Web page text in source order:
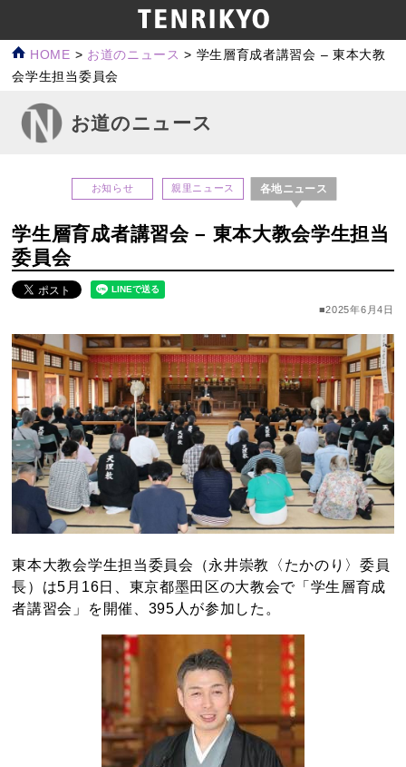
HOME > お道のニュース > 学生層育成者講習会 – 東本大教
会学生担当委員会
お道のニュース
お知らせ 親里ニュース 各地ニュース
学生層育成者講習会 – 東本大教会学生担当
委員会
■2025年6月4日
東本大教会学生担当委員会（永井崇教〈たかのり〉委員
長）は5月16日、東京都墨田区の大教会で「学生層育成
者講習会」を開催、395人が参加した。